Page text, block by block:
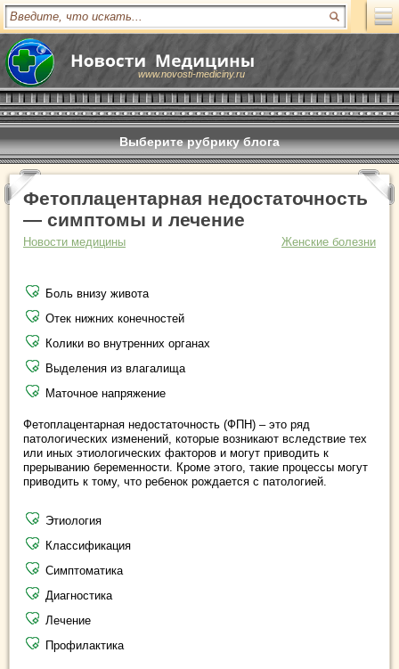
www.novosti-mediciny.ru
Выберите рубрику блога
Фетоплацентарная недостаточность
— симптомы и лечение
Новости медицины Женские болезни
Боль внизу живота
Отек нижних конечностей
Колики во внутренних органах
Выделения из влагалища
Маточное напряжение
Фетоплацентарная недостаточность (ФПН) – это ряд
патологических изменений, которые возникают вследствие тех
или иных этиологических факторов и могут приводить к
прерыванию беременности. Кроме этого, такие процессы могут
приводить к тому, что ребенок рождается с патологией.
Этиология
Классификация
Симптоматика
Диагностика
Лечение
Профилактика